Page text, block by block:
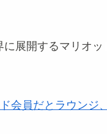
展開するマリオッ
会員だとラウンジ